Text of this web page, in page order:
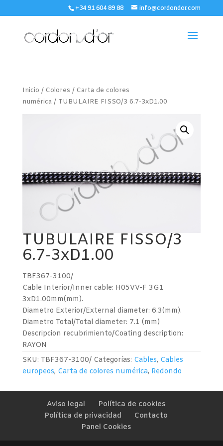
+34 91 604 89 88 info@cordondor.com
Inicio / Colores / Carta de colores
numérica/ TUBULAIRE FISSO/3 6.7-3xD1.00
TUBULAIRE FISSO/3
6.7-3xD1.00
TBF367-3100/
Cable Interior/Inner cable: H05VV-F 3G1
3xD1.00mm(mm).
Diametro Exterior/External diameter: 6.3(mm).
Diametro Total/Total diameter: 7.1 (mm)
Descripcion recubrimiento/Coating description:
RAYON
SKU: TBF367-3100/ Categorías: Cables, Cables
europeos, Carta de colores numérica, Redondo
Aviso legal
Política de cookies
Política de privacidad
Contacto
Panel Cookies